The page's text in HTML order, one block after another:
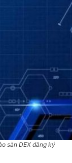
sàn DEX đăng ký